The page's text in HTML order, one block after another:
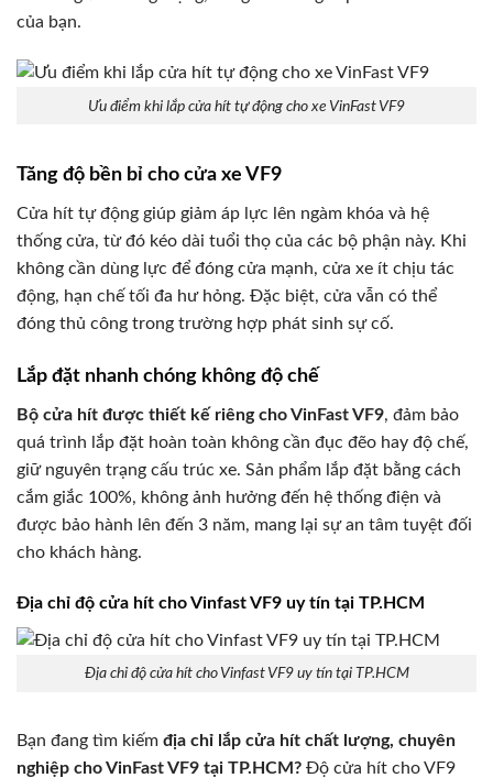
của bạn.
Ưu điểm khi lắp cửa hít tự động cho xe VinFast VF9
Tăng độ bền bỉ cho cửa xe VF9
Cửa hít tự động giúp giảm áp lực lên ngàm khóa và hệ
thống cửa, từ đó kéo dài tuổi thọ của các bộ phận này. Khi
không cần dùng lực để đóng cửa mạnh, cửa xe ít chịu tác
động, hạn chế tối đa hư hỏng. Đặc biệt, cửa vẫn có thể
đóng thủ công trong trường hợp phát sinh sự cố.
Lắp đặt nhanh chóng không độ chế
Bộ cửa hít được thiết kế riêng cho VinFast VF9, đảm bảo
quá trình lắp đặt hoàn toàn không cần đục đẽo hay độ chế,
giữ nguyên trạng cấu trúc xe. Sản phẩm lắp đặt bằng cách
cắm giắc 100%, không ảnh hưởng đến hệ thống điện và
được bảo hành lên đến 3 năm, mang lại sự an tâm tuyệt đối
cho khách hàng.
Địa chỉ độ cửa hít cho Vinfast VF9 uy tín tại TP.HCM
Địa chỉ độ cửa hít cho Vinfast VF9 uy tín tại TP.HCM
Bạn đang tìm kiếm địa chỉ lắp cửa hít chất lượng, chuyên
nghiệp cho VinFast VF9 tại TP.HCM? Độ cửa hít cho VF9